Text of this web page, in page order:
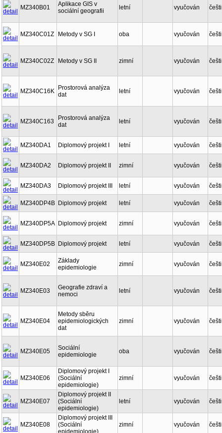
MZ340B01
Aplikace GIS v
sociální geografii
letní vyučován
MZ340C01Z Metody v SG I oba vyučován
MZ340C02Z Metody v SG II zimní vyučován
MZ340C16K
Prostorová analýza
dat
letní vyučován
MZ340C163
Prostorová analýza
dat
letní vyučován
MZ340DA1 Diplomový projekt I letní vyučován
MZ340DA2 Diplomový projekt II zimní vyučován
MZ340DA3 Diplomový projekt III letní vyučován
MZ340DP4B Diplomový projekt letní vyučován
MZ340DP5A Diplomový projekt zimní vyučován
MZ340DP5B Diplomový projekt letní vyučován
MZ340E02
Základy
epidemiologie
zimní vyučován
MZ340E03
Geografie zdraví a
nemoci
letní vyučován
MZ340E04
Metody sběru
epidemiologických
dat
zimní vyučován
MZ340E05
Sociální
epidemiologie
oba vyučován
MZ340E06
Diplomový projekt I
(Sociální
epidemiologie)
zimní vyučován
MZ340E07
Diplomový projekt II
(Sociální
epidemiologie)
letní vyučován
MZ340E08
Diplomový projekt III
(Sociální
epidemiologie)
zimní vyučován